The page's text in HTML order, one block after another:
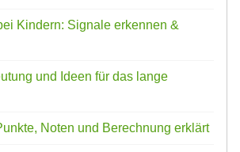
Kindern: Signale erkennen &
und Ideen für das lange
Noten und Berechnung erklärt